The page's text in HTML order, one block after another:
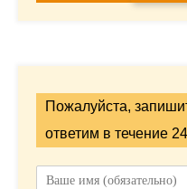
Пожалуйста,
ответим в течение